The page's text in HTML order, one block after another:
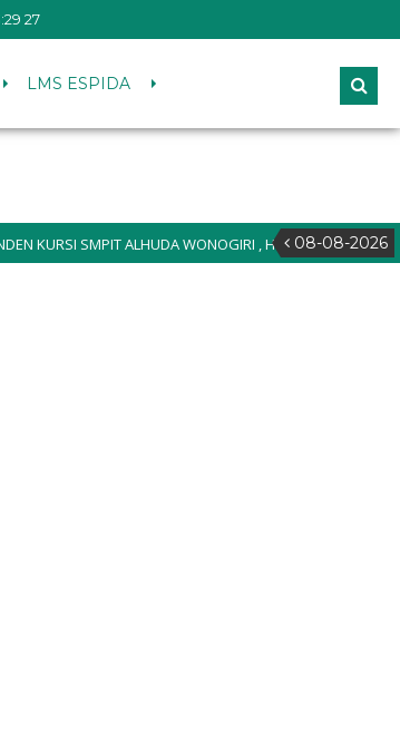
:29 28
LMS ESPIDA
08-08-2026
KURSI SMPIT ALHUDA WONOGIRI , Hubungi humas